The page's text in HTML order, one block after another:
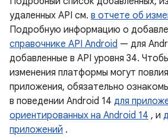
удаленных API см. в отчете об
Подробную информацию о
справочнике API Android — для
добавленные в API уровня 34.
изменения платформы могут
приложения, обязательно
в поведении Android 14 для
ориентированных на Android 14 , и
приложений .